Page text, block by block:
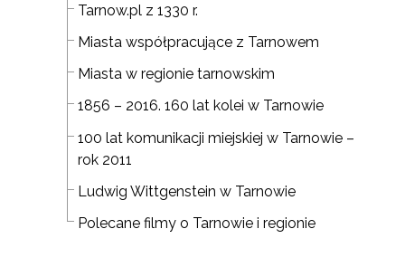
Tarnow.pl z 1330 r.
Miasta współpracujące z Tarnowem
Miasta w regionie tarnowskim
1856 – 2016. 160 lat kolei w Tarnowie
100 lat komunikacji miejskiej w Tarnowie –
rok 2011
Ludwig Wittgenstein w Tarnowie
Polecane filmy o Tarnowie i regionie